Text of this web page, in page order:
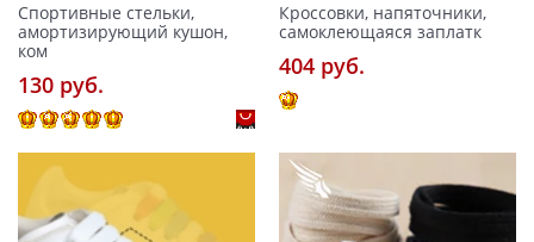
Спортивные стельки,
амортизирующий кушон,
ком
130 pуб.
Кроссовки, напяточники,
самоклеющаяся заплатк
404 pуб.